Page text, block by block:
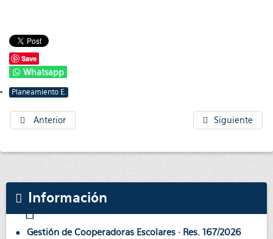
Save
Whatsapp
Planeamiento E.
Anterior Siguiente
Información
Gestión de Cooperadoras Escolares · Res. 167/2026